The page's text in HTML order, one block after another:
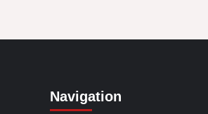
Navigation